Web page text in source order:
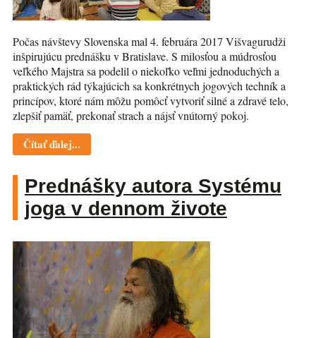
Počas návštevy Slovenska mal 4. februára 2017 Višvagurudži
inšpirujúcu prednášku v Bratislave. S milosťou a múdrosťou
veľkého Majstra sa podelil o niekoľko veľmi jednoduchých a
praktických rád týkajúcich sa konkrétnych jogových techník a
princípov, ktoré nám môžu pomôcť vytvoriť silné a zdravé telo,
zlepšiť pamäť, prekonať strach a nájsť vnútorný pokoj.
Čítať ďalej...
Prednášky autora Systému
joga v dennom živote